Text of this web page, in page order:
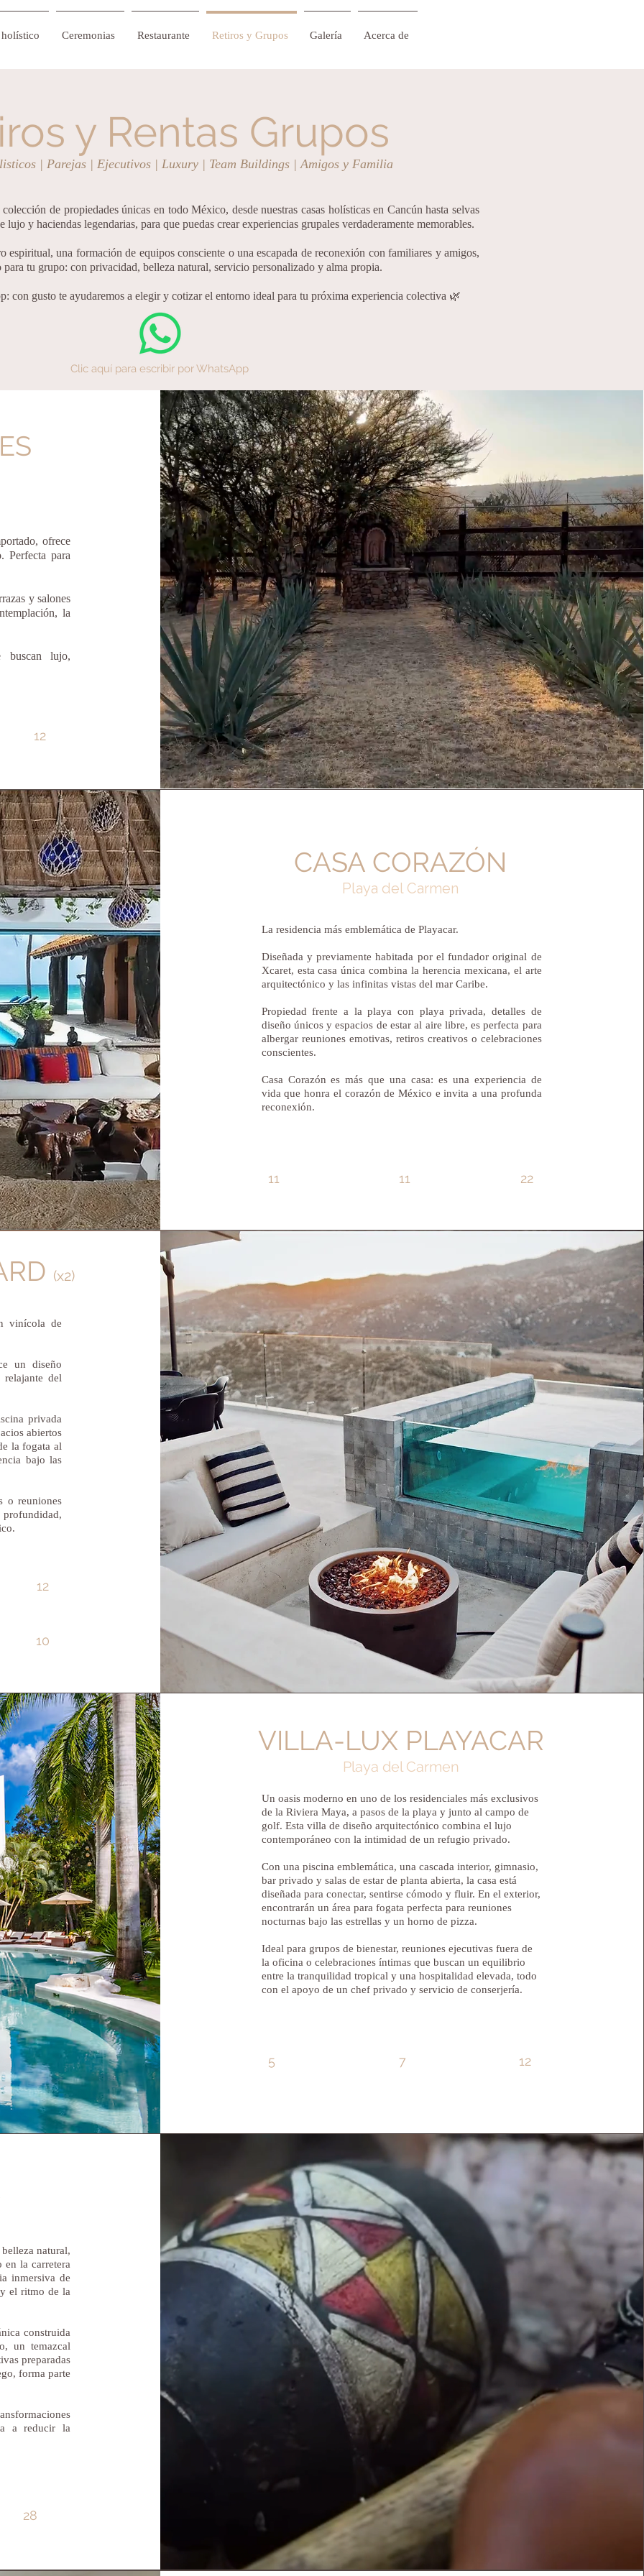
holístico Ceremonias Restaurante Retiros y Grupos Galería Acerca de
y Rentas Grupos
| Parejas | Ejecutivos | Luxury | Team Buildings | Amigos y Familia
de propiedades únicas en todo México, desde nuestras casas holísticas en Cancún hasta selvas
lujo y haciendas legendarias, para que puedas crear experiencias grupales verdaderamente memorables.
espiritual, una formación de equipos consciente o una escapada de reconexión con familiares y amigos,
para tu grupo: con privacidad, belleza natural, servicio personalizado y alma propia.
con gusto te ayudaremos a elegir y cotizar el entorno ideal para tu próxima experiencia colectiva 🌿
Clic aquí para escribir por WhatsApp
ofrece
Perfecta para
y salones
la
buscan lujo,
12
CASA CORAZÓN
Playa del Carmen
La residencia más emblemática de Playacar.
Diseñada y previamente habitada por el fundador original de
Xcaret, esta casa única combina la herencia mexicana, el arte
arquitectónico y las infinitas vistas del mar Caribe.
Propiedad frente a la playa con playa privada, detalles de
diseño únicos y espacios de estar al aire libre, es perfecta para
albergar reuniones emotivas, retiros creativos o celebraciones
conscientes.
Casa Corazón es más que una casa: es una experiencia de
vida que honra el corazón de México e invita a una profunda
reconexión.
11 11 22
(x2)
vinícola de
un diseño
del
privada
abiertos
la fogata al
bajo las
o reuniones
12
10
VILLA-LUX PLAYACAR
Playa del Carmen
Un oasis moderno en uno de los residenciales más exclusivos
de la Riviera Maya, a pasos de la playa y junto al campo de
golf. Esta villa de diseño arquitectónico combina el lujo
contemporáneo con la intimidad de un refugio privado.
Con una piscina emblemática, una cascada interior, gimnasio,
bar privado y salas de estar de planta abierta, la casa está
diseñada para conectar, sentirse cómodo y fluir. En el exterior,
encontrarán un área para fogata perfecta para reuniones
nocturnas bajo las estrellas y un horno de pizza.
Ideal para grupos de bienestar, reuniones ejecutivas fuera de
la oficina o celebraciones íntimas que buscan un equilibrio
entre la tranquilidad tropical y una hospitalidad elevada, todo
con el apoyo de un chef privado y servicio de conserjería.
5 7 12
natural,
en la carretera
inmersiva de
el ritmo de la
construida
un temazcal
preparadas
forma parte
a reducir la
28